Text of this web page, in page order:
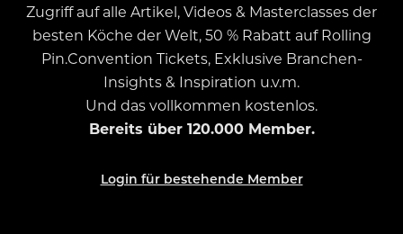
Zugriff auf alle Artikel, Videos & Masterclasses der
besten Köche der Welt, 50 % Rabatt auf Rolling
Pin.Convention Tickets, Exklusive Branchen-
Insights & Inspiration u.v.m.
Und das vollkommen kostenlos.
Bereits über 120.000 Member.
Login für bestehende Member